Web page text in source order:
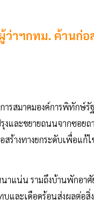
าฯกทม. ค้านก่อ
ารสมาคมองค์การพิทักษ์
งและขยายถนนจากซอย
ร้างทางยกระดับเพื่อแ
แน่น รามถึงบ้านพักอา
และเดือดร้อนส่งผลต่อสิ่